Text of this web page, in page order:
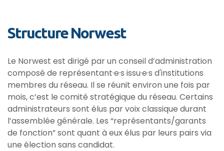
Structure Norwest
Le Norwest est dirigé par un conseil d’administration
composé de représentant·e·s issu·e·s d'institutions
membres du réseau. Il se réunit environ une fois par
mois, c’est le comité stratégique du réseau. Certains
administrateurs sont élus par voix classique durant
l’assemblée générale. Les “représentants/garants
de fonction” sont quant à eux élus par leurs pairs via
une élection sans candidat.